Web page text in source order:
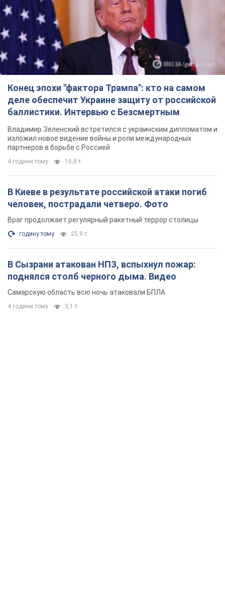
Конец эпохи "фактора Трампа": кто на самом
деле обеспечит Украине защиту от российской
баллистики. Интервью с Безсмертным
Владимир Зеленский встретился с украинским дипломатом и
изложил новое видение войны и роли международных
партнеров в борьбе с Россией
4 години тому 15,8 т.
В Киеве в результате российской атаки погиб
человек, пострадали четверо. Фото
Враг продолжает регулярный ракетный террор столицы
годину тому 25,9 т.
В Сызрани атакован НПЗ, вспыхнул пожар:
поднялся столб черного дыма. Видео
Самарскую область всю ночь атаковали БПЛА
4 години тому 3,1 т.